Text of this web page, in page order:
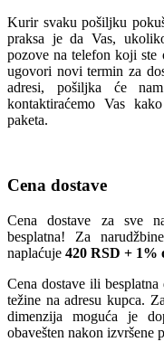
Kurir svaku pošiljku
praksa je da Vas,
pozove na telefon koji ste
ugovori novi termin za
adresi, pošiljka će
kontaktiraćemo Vas
paketa.
Cena dostave
Cena dostave za sve
besplatna! Za
naplaćuje 420 RSD + 1%
Cena dostave ili
težine na adresu kupca.
dimenzija moguća je
obavešten nakon izvršene